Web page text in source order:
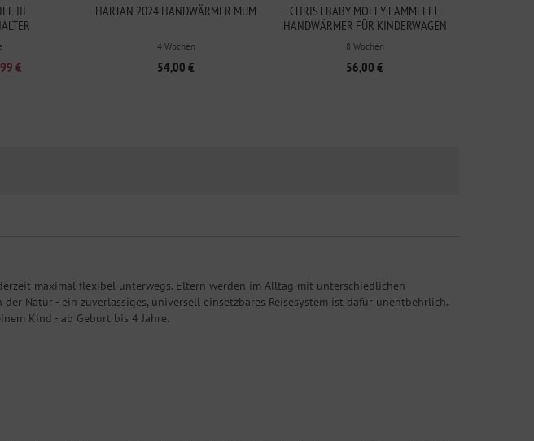
III
€
HARTAN 2024 HANDWÄRMER MUM
4 Wochen
54,00 €
CHRIST BABY MOFFY LAMMFELL
HANDWÄRMER FÜR KINDERWAGEN
SCHWARZ
8 Wochen
56,00 €
maximal flexibel unterwegs. Eltern werden im Alltag mit unterschiedlichen
Natur - ein zuverlässiges, universell einsetzbares Reisesystem ist dafür unentbehrlich.
Kind - ab Geburt bis 4 Jahre.